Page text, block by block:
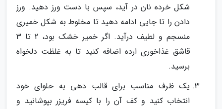
شکل خرده نان در آید، سپس با دست ورز دهید. ورز
دادن را تا جایی ادامه دهید تا مخلوط به شکل خمیری
منسجم و لطیف درآید. اگر خمیر خشک بود، 2 تا 3
قاشق غذاخوری ارده اضافه کنید تا به غلظت دلخواه
برسید.
یک ظرف مناسب برای قالب دهی به حلوای خود
انتخاب کنید و کف آن را با کیسه فریزر بپوشانید و